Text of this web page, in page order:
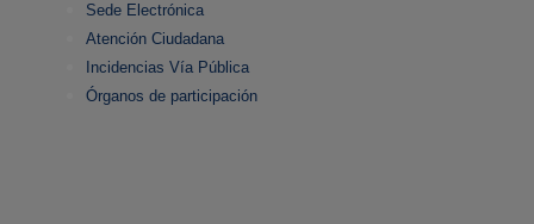
Sede Electrónica
Atención Ciudadana
Incidencias Vía Pública
Órganos de participación